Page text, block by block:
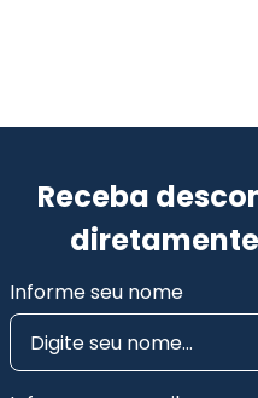
Receba
Informe seu nome